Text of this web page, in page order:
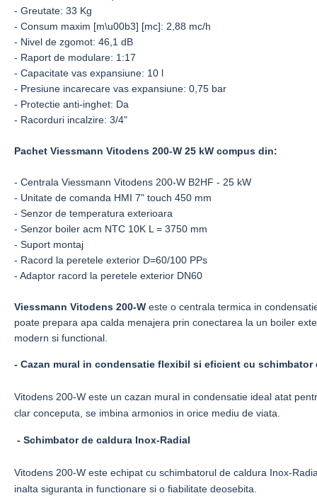
- Greutate: 33 Kg
- Consum maxim [m\u00b3] [mc]: 2,88 mc/h
- Nivel de zgomot: 46,1 dB
- Raport de modulare: 1:17
- Capacitate vas expansiune: 10 l
- Presiune incarecare vas expansiune: 0,75 bar
- Protectie anti-inghet: Da
- Racorduri incalzire: 3/4"
Pachet Viessmann Vitodens 200-W 25 kW compus din:
- Centrala Viessmann Vitodens 200-W B2HF - 25 kW
- Unitate de comanda HMI 7" touch 450 mm
- Senzor de temperatura exterioara
- Senzor boiler acm NTC 10K L = 3750 mm
- Suport montaj
- Racord la peretele exterior D=60/100 PPs
- Adaptor racord la peretele exterior DN60
Viessmann Vitodens 200-W este o centrala termica in
poate prepara apa calda menajera prin conectarea la un boiler
modern si functional.
- Cazan mural in condensatie flexibil si eficient cu
Vitodens 200-W este un cazan mural in condensatie ideal atat
clar conceputa, se imbina armonios in orice mediu de viata.
- Schimbator de caldura Inox-Radial
Vitodens 200-W este echipat cu schimbatorul de caldura Inox-
inalta siguranta in functionare si o fiabilitate deosebita.